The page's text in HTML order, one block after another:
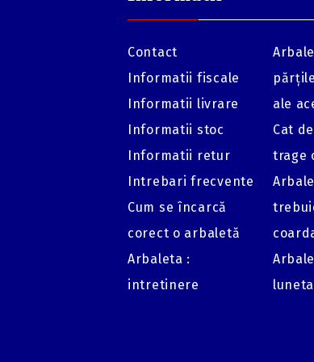
Contact
Informatii fiscale
Informatii livrare
Informatii stoc
Informatii retur
Intrebari frecvente
Cum se încarcă
corect o arbaletă
Arbaleta :
intretinere
ale
Cat
trage
luneta